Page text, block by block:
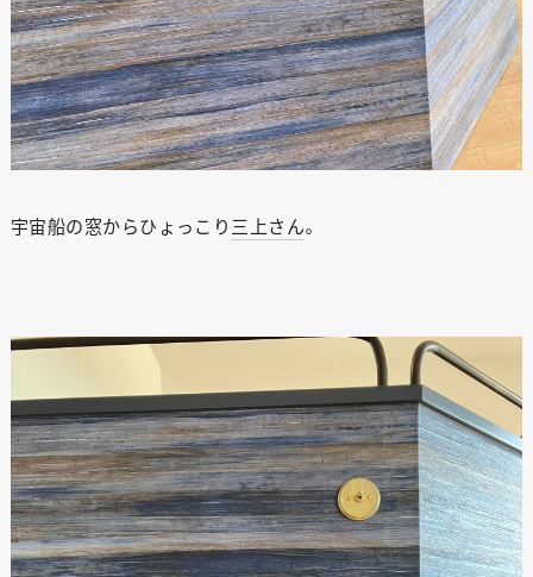
宇宙船の窓からひょっこり三上さん。